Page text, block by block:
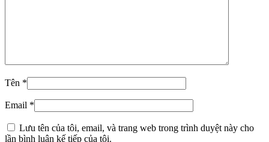
Tên *
Email *
Lưu tên của tôi, email, và trang web trong trình duyệt này cho
lần bình luận kế tiếp của tôi.